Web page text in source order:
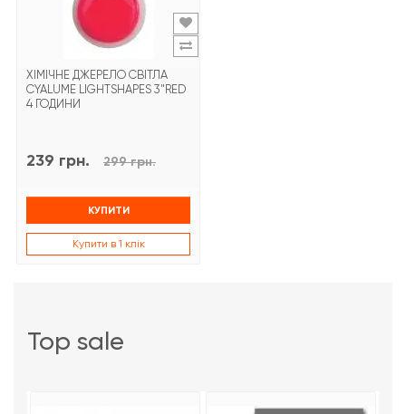
ХІМІЧНЕ ДЖЕРЕЛО СВІТЛА
CYALUME LIGHTSHAPES 3"RED
4 ГОДИНИ
239 грн. 299 грн.
КУПИТИ
Купити в 1 клік
top sale